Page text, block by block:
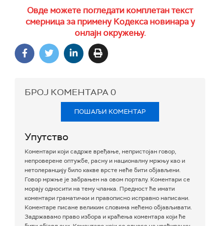
Овде можете погледати комплетан текст
смерница за примену Кодекса новинара у
онлајн окружењу.
БРОЈ КОМЕНТАРА0
ПОШАЉИ КОМЕНТАР
Упутство
Коментари који садрже вређање, непристојан говор,
непроверене оптужбе, расну и националну мржњу као и
нетолеранцију било какве врсте неће бити објављени.
Говор мржње је забрањен на овом порталу. Коментари се
морају односити на тему чланка. Предност ће имати
коментари граматички и правописно исправно написани.
Коментаре писане великим словима нећемо објављивати.
Задржавамо право избора и краћења коментара који ће